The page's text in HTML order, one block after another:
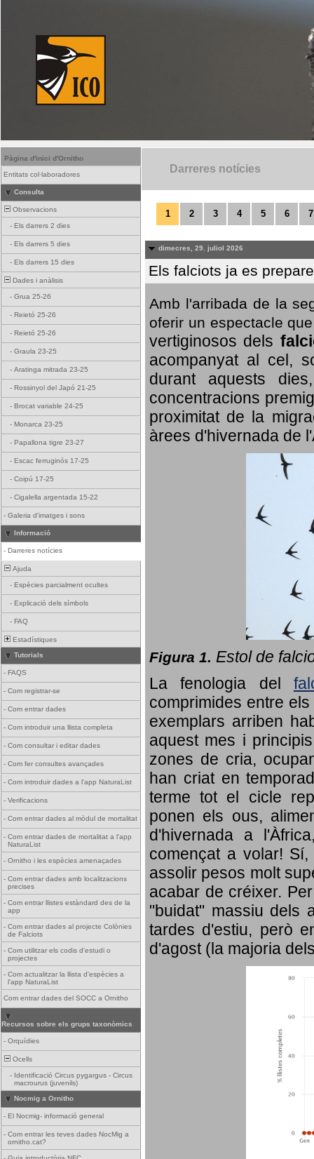
Pàgina d'inici d'Ornitho
Entitats col·laboradores
Consulta
Observacions
- Els darrers 2 dies
- Els darrers 5 dies
- Els darrers 15 dies
Dades i anàlisis
- Grua 25-26
- Reietó 25-26
- Reietó 25-26
- Graula 23-25
- Aratinga mitrada 23-25
- Rossinyol del Japó 21-25
- Brocat variable 24-25
- Monarca 23-25
- Papallona tigre 23-27
- Escac ferruginós 17-25
- Coipú 17-25
- Cigalella argentada 15-22
- Galeria d'imatges i sons
Informació
- Darreres notícies
Ajuda
- Espècies parcialment ocultes
- Explicació dels símbols
- FAQ
Estadístiques
Tutorials
- FAQS
- Com registrar-se
- Com entrar dades
- Com introduir una llista completa
- Com consultar i editar dades
- Com fer consultes avançades
- Com introduir dades a l'app NaturaList
- Verificacions
- Com entrar dades al mòdul de mortalitat
- Com entrar dades de mortalitat a l'app
NaturaList
- Ornitho i les espècies amenaçades
- Com entrar dades amb localitzacions
precises
- Com entrar llistes estàndard des de la
app
- Com entrar dades al projecte Colònies
de Falciots
- Com utilitzar els codis d'estudi o
projectes
- Com actualitzar la llista d'espècies a
l'app NaturaList
Com entrar dades del SOCC a Ornitho
Recursos sobre els grups taxonòmics
- Orquídies
Ocells
- Identificació Circus pygargus - Circus
macrourus (juvenils)
Nocmig a Ornitho
- El Nocmig- informació general
- Com entrar les teves dades NocMig a
ornitho.cat?
Darreres notícies
1 2 3 4 5 6 7
dimecres, 29. juliol 2026
Els falciots ja es
Amb l'arribada de la
oferir un espectacle
vertiginosos dels
acompanyat al cel,
durant aquests
concentracions
proximitat de la
àrees d'hivernada de
Figura 1. Estol de
La fenologia del
comprimides entre
exemplars arriben
aquest mes i
zones de cria,
han criat en
terme tot el cicle
ponen els ous,
d'hivernada a
començat a volar!
assolir pesos molt
acabar de créixer.
"buidat" massiu dels
tardes d'estiu, però
d'agost (la majoria